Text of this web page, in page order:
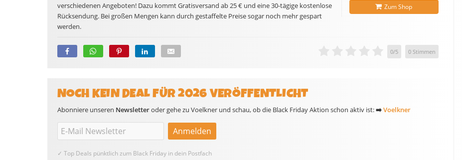
Zum Shop
verschiedenen Angeboten! Dazu kommt Gratisversand ab 25 € und eine 30-tägige kostenlose
Rücksendung. Bei großen Mengen kann durch gestaffelte Preise sogar noch mehr gespart
werden.
0/5 0Stimmen
NOCH KEIN DEAL FÜR 2026 VERÖFFENTLICHT
Abonniere unseren Newsletteroder gehe zu Voelkner und schau, ob die Black Friday Aktion schon aktiv ist:➡️Voelkner
✓ Top Deals pünktlich zum Black Friday in dein Postfach